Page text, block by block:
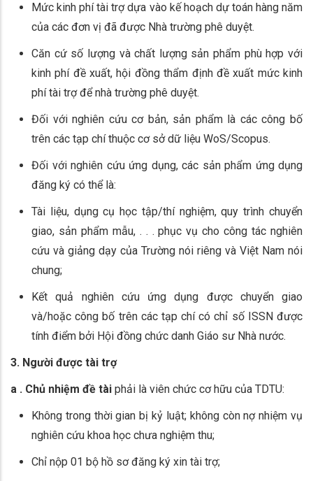
Mức kinh phí tài trợ dựa vào kế hoạch dự toán hàng năm
của các đơn vị đã được Nhà trường phê duyệt.
Căn cứ số lượng và chất lượng sản phẩm phù hợp với
kinh phí đề xuất, hội đồng thẩm định đề xuất mức kinh
phí tài trợ để nhà trường phê duyệt.
Đối với nghiên cứu cơ bản, sản phẩm là các công bố
trên các tạp chí thuộc cơ sở dữ liệu WoS/Scopus.
Đối với nghiên cứu ứng dụng, các sản phẩm ứng dụng
đăng ký có thể là:
Tài liệu, dụng cụ học tập/thí nghiệm, quy trình chuyển
giao, sản phẩm mẫu, . . . phục vụ cho công tác nghiên
cứu và giảng dạy của Trường nói riêng và Việt Nam nói
chung;
Kết quả nghiên cứu ứng dụng được chuyển giao
và/hoặc công bố trên các tạp chí có chỉ số ISSN được
tính điểm bởi Hội đồng chức danh Giáo sư Nhà nước.
3. Người được tài trợ
a . Chủ nhiệm đề tài phải là viên chức cơ hữu của TDTU:
Không trong thời gian bị kỷ luật; không còn nợ nhiệm vụ
nghiên cứu khoa học chưa nghiệm thu;
Chỉ nộp 01 bộ hồ sơ đăng ký xin tài trợ;